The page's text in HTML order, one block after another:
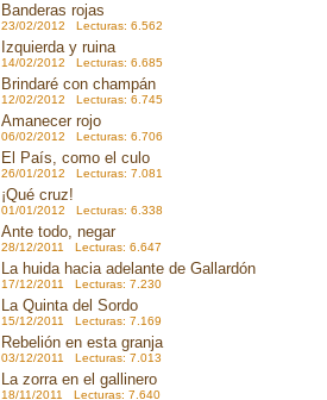
Banderas rojas
23/02/2012 Lecturas: 6.562
Izquierda y ruina
14/02/2012 Lecturas: 6.685
Brindaré con champán
12/02/2012 Lecturas: 6.745
Amanecer rojo
06/02/2012 Lecturas: 6.706
El País, como el culo
26/01/2012 Lecturas: 7.081
¡Qué cruz!
01/01/2012 Lecturas: 6.338
Ante todo, negar
28/12/2011 Lecturas: 6.647
La huida hacia adelante de Gallardón
17/12/2011 Lecturas: 7.230
La Quinta del Sordo
15/12/2011 Lecturas: 7.169
Rebelión en esta granja
03/12/2011 Lecturas: 7.013
La zorra en el gallinero
18/11/2011 Lecturas: 7.640